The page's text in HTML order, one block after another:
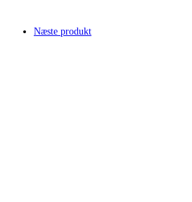
Næste produkt